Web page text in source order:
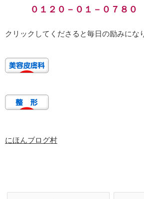
０１２０－０１－０７８０
クリックしてくださると毎日の励みにな
にほんブログ村